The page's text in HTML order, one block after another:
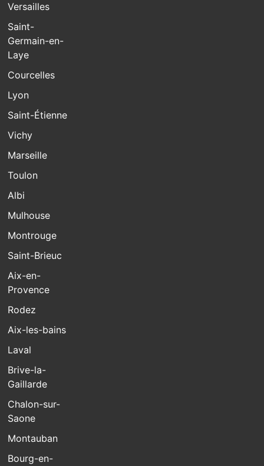
Versailles
Saint-
Germain-en-
Laye
Courcelles
Lyon
Saint-Étienne
Vichy
Marseille
Toulon
Albi
Mulhouse
Montrouge
Saint-Brieuc
Aix-en-
Provence
Rodez
Aix-les-bains
Laval
Brive-la-
Gaillarde
Chalon-sur-
Saone
Montauban
Bourg-en-